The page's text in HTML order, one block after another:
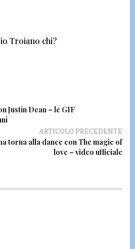
Troiano chi?
Justin Dean – le GIF
ARTICOLO PRECEDENTE
torna alla dance con The magic of
love – video ufficiale